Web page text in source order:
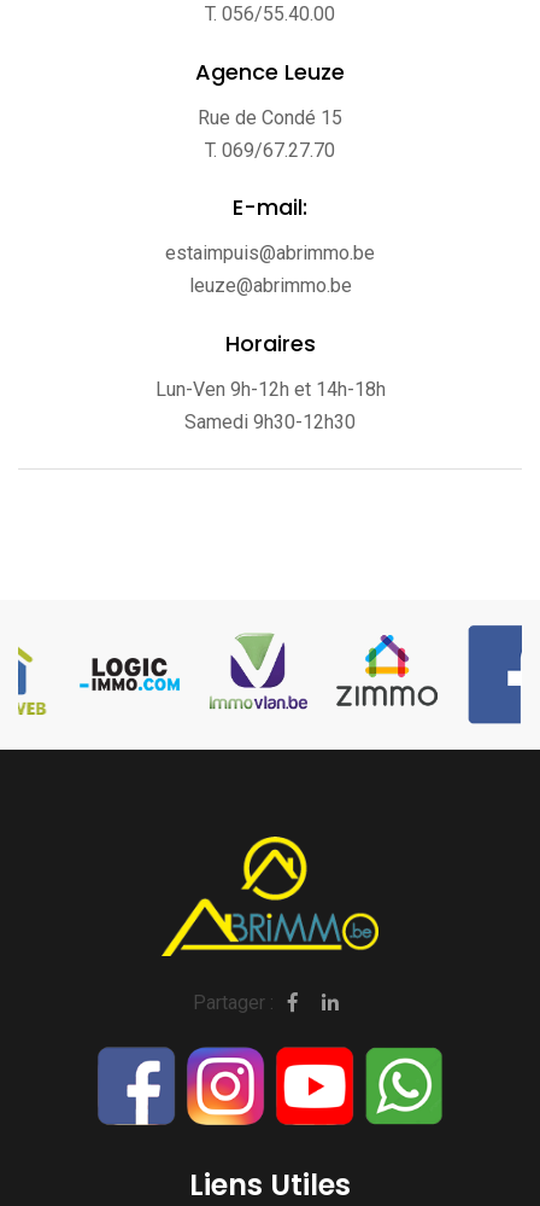
T. 056/55.40.00
Agence Leuze
Rue de Condé 15
T. 069/67.27.70
E-mail:
estaimpuis@abrimmo.be
leuze@abrimmo.be
Horaires
Lun-Ven 9h-12h et 14h-18h
Samedi 9h30-12h30
Partager :
Liens Utiles